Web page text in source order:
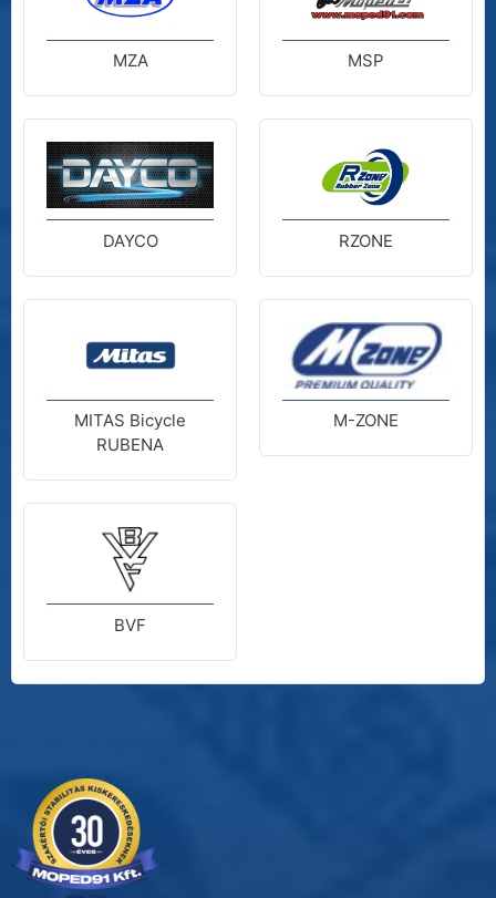
MZA MSP
DAYCO RZONE
MITAS Bicycle
RUBENA
M-ZONE
BVF